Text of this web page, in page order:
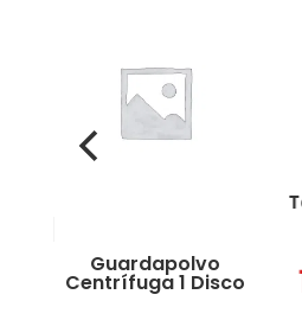
Guardapolvo
Centrífuga 1 Disco